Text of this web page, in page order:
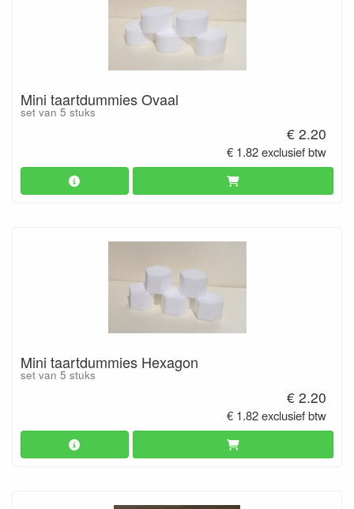
Mini taartdummies Ovaal
set van 5 stuks
€ 2.20
€ 1.82 exclusief btw
Mini taartdummies Hexagon
set van 5 stuks
€ 2.20
€ 1.82 exclusief btw